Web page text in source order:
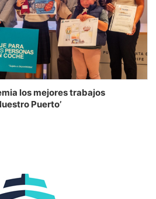
los mejores trabajos
Puerto’